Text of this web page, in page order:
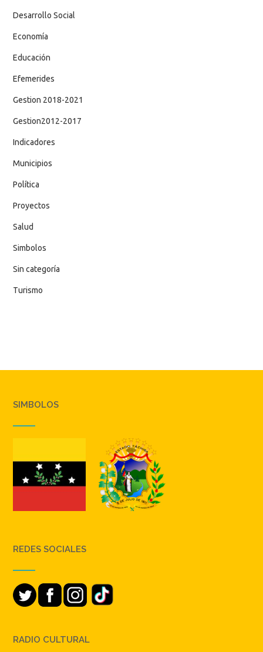
Desarrollo Social
Economía
Educación
Efemerides
Gestion 2018-2021
Gestion2012-2017
Indicadores
Municipios
Política
Proyectos
Salud
Simbolos
Sin categoría
Turismo
SIMBOLOS
REDES SOCIALES
RADIO CULTURAL